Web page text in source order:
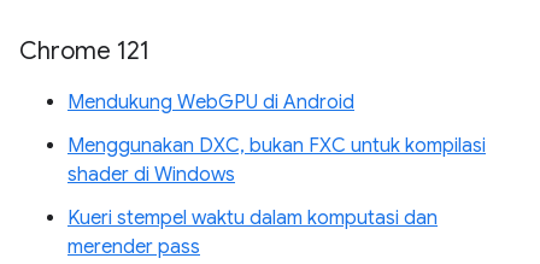
Chrome 121
Mendukung WebGPU di Android
Menggunakan DXC, bukan FXC untuk kompilasi
shader di Windows
Kueri stempel waktu dalam komputasi dan
merender pass